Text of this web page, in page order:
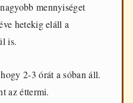
mennyiséget
hetekig eláll a
is.
2-3 órát a sóban áll.
az éttermi.